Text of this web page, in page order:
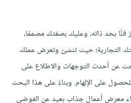
بحد ذاته، وعليك بصفتك مصممًا،
التجارية؛ حيث تنشئ وتعرض عملك
عن أحدث التوجهات والاطلاع على
على الإلهام. وبناءً على هذا البحث
معرض أعمال جذاب بعيد عن الفوضى